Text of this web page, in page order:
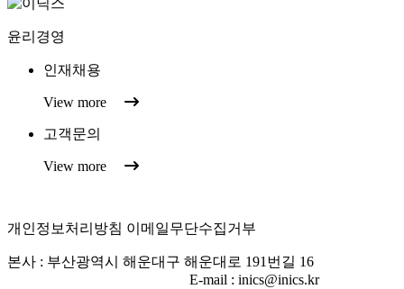
윤리경영
인재채용
View more
고객문의
View more
개인정보처리방침 이메일무단수집거부
본사 : 부산광역시 해운대구 해운대로 191번길 16
E-mail : inics@inics.kr